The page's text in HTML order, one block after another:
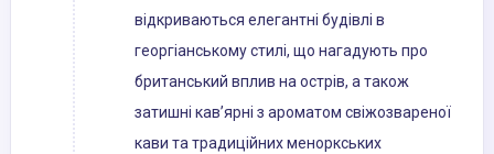
відкриваються елегантні будівлі в
георгіанському стилі, що нагадують про
британський вплив на острів, а також
затишні кав’ярні з ароматом свіжозвареної
кави та традиційних меноркських